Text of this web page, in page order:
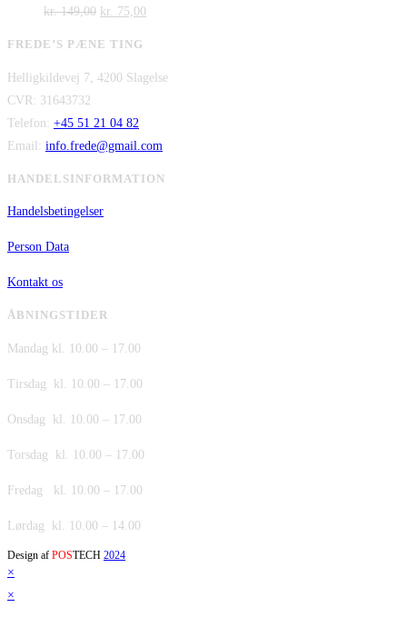
kr. 2.995,00.
kr.149,00 Den
var:
kr. 75,00
er:
FREDE’S PÆNE TING
Helligkildevej 7, 4200 Slagelse
CVR: 31643732
Telefon: +45 51 21 04 82
Email: info.frede@gmail.com
HANDELSINFORMATION
Handelsbetingelser
Person Data
Kontakt os
ÅBNINGSTIDER
Mandag kl. 10.00 – 17.00
Tirsdag kl. 10.00 – 17.00
Onsdag kl. 10.00 – 17.00
Torsdag kl. 10.00 – 17.00
Fredag kl. 10.00 – 17.00
Lørdag kl. 10.00 – 14.00
Design af POSTECH 2024
×
×